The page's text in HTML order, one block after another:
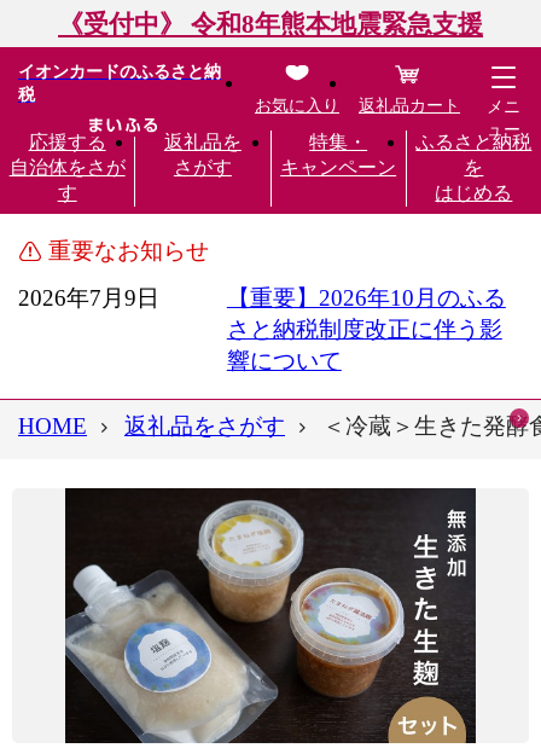
《受付中》 令和8年熊本地震緊急支援
イオンカードのふるさと納
税
応援する
自治体をさが
す
返礼品を
さがす
特集・
キャンペーン
ふるさと納税
を
はじめる
お気に入り 返礼品カート
メニ
ュー
重要なお知らせ
2026年7月9日
【重要】2026年10月のふる
さと納税制度改正に伴う影
響について
HOME 返礼品をさがす ＜冷蔵＞生きた発